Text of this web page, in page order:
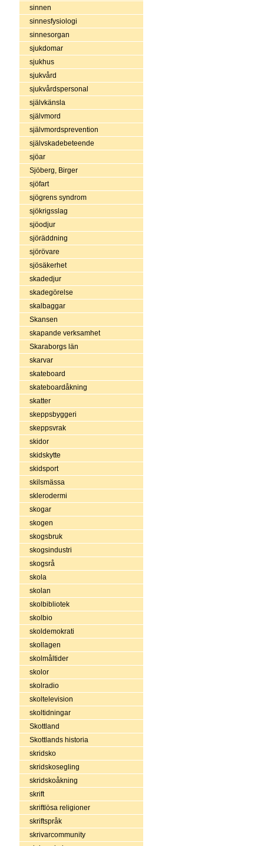
sinnen
sinnesfysiologi
sinnesorgan
sjukdomar
sjukhus
sjukvård
sjukvårdspersonal
självkänsla
självmord
självmordsprevention
självskadebeteende
sjöar
Sjöberg, Birger
sjöfart
sjögrens syndrom
sjökrigsslag
sjöodjur
sjöräddning
sjörövare
sjösäkerhet
skadedjur
skadegörelse
skalbaggar
Skansen
skapande verksamhet
Skaraborgs län
skarvar
skateboard
skateboardåkning
skatter
skeppsbyggeri
skeppsvrak
skidor
skidskytte
skidsport
skilsmässa
sklerodermi
skogar
skogen
skogsbruk
skogsindustri
skogsrå
skola
skolan
skolbibliotek
skolbio
skoldemokrati
skollagen
skolmåltider
skolor
skolradio
skoltelevision
skoltidningar
Skottland
Skottlands historia
skridsko
skridskosegling
skridskoåkning
skrift
skriftlösa religioner
skriftspråk
skrivarcommunity